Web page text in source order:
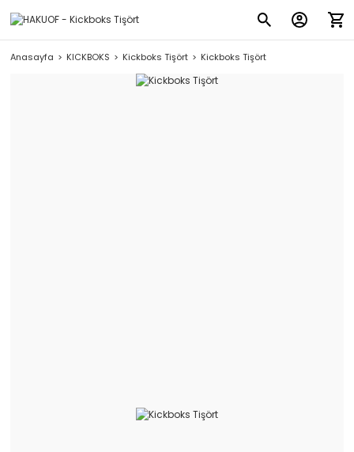
Anasayfa KICKBOKS Kickboks Tişört Kickboks Tişört